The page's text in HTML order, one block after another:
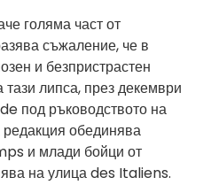
голяма част от
съжаление, че в
и безпристрастен
липса, през декември
под ръководството на
обединява
и млади бойци от
на улица des Italiens.